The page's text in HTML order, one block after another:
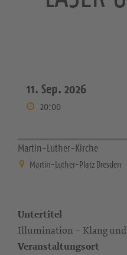
11. Sep. 2026
20:00
Martin-Luther-Kirche
Martin-Luther-Platz Dresden
Untertitel
Illumination – Klang
Veranstaltungsort